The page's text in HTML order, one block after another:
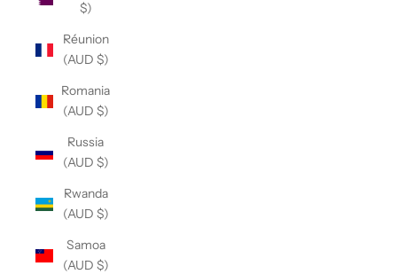
$)
Réunion
(AUD $)
Romania
(AUD $)
Russia
(AUD $)
Rwanda
(AUD $)
Samoa
(AUD $)